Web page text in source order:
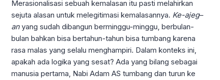
Merasionalisasi sebuah kemalasan itu pasti melahirkan
sejuta alasan untuk melegitimasi kemalasannya. Ke-ajeg–
anyang sudah dibangun berminggu-minggu, berbulan-
bulan bahkan bisa bertahun-tahun bisa tumbang karena
rasa malas yang selalu menghampiri. Dalam konteks ini,
apakah ada logika yang sesat? Ada yang bilang sebagai
manusia pertama, Nabi Adam AS tumbang dan turun ke